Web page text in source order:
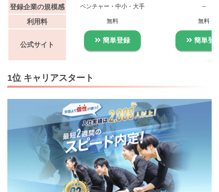
登録企業の規模感 ベンチャー・中小・大手 –
利用料 無料 無料
公式サイト
簡単登録 簡単登
1位 キャリアスタート